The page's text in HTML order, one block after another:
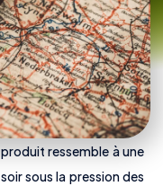
ressemble à une
sous la pression des